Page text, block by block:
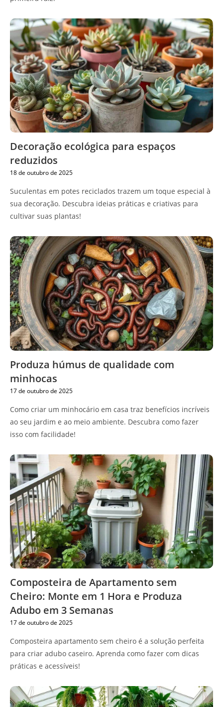
Decoração ecológica para espaços
reduzidos
18 de outubro de 2025
Suculentas em potes reciclados trazem um toque especial à
sua decoração. Descubra ideias práticas e criativas para
cultivar suas plantas!
Produza húmus de qualidade com
minhocas
17 de outubro de 2025
Como criar um minhocário em casa traz benefícios incríveis
ao seu jardim e ao meio ambiente. Descubra como fazer
isso com facilidade!
Composteira de Apartamento sem
Cheiro: Monte em 1 Hora e Produza
Adubo em 3 Semanas
17 de outubro de 2025
Composteira apartamento sem cheiro é a solução perfeita
para criar adubo caseiro. Aprenda como fazer com dicas
práticas e acessíveis!